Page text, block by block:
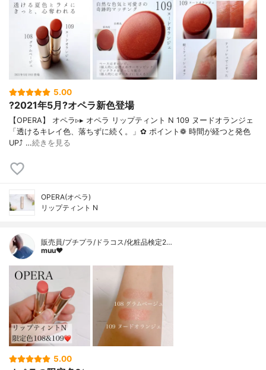
5.00
?2021年5月?オペラ新色登場
【OPERA】 オペラ▹▸ オペラ リップティント N 109 ヌードオランジェ
「透けるキレイ色、落ちずに続く。」✿ ポイント❁︎ 時間が経つと発色
UP⤴ …続きを見る
OPERA(オペラ)
リップティント N
販売員/プチプラ/ドラコス/化粧品検定2…
muu❤︎
5.00